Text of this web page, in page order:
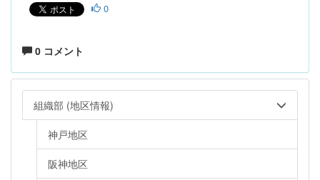
0
0 コメント
組織部 (地区情報)
神戸地区
阪神地区